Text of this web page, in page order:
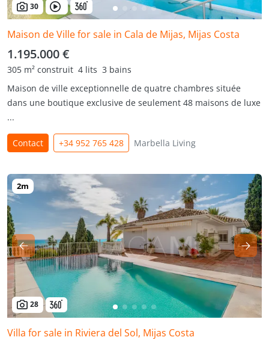
30
Maison de Ville for sale in Cala de Mijas, Mijas Costa
1.195.000 €
305 m² construit 4 lits 3 bains
Maison de ville exceptionnelle de quatre chambres située
dans une boutique exclusive de seulement 48 maisons de luxe
...
Contact +34 952 765 428 Marbella Living
28
Villa for sale in Riviera del Sol, Mijas Costa